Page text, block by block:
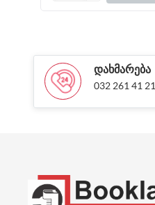
ᲓᲐᲮᲛᲐᲠᲔᲑᲐ
032 261 41 21